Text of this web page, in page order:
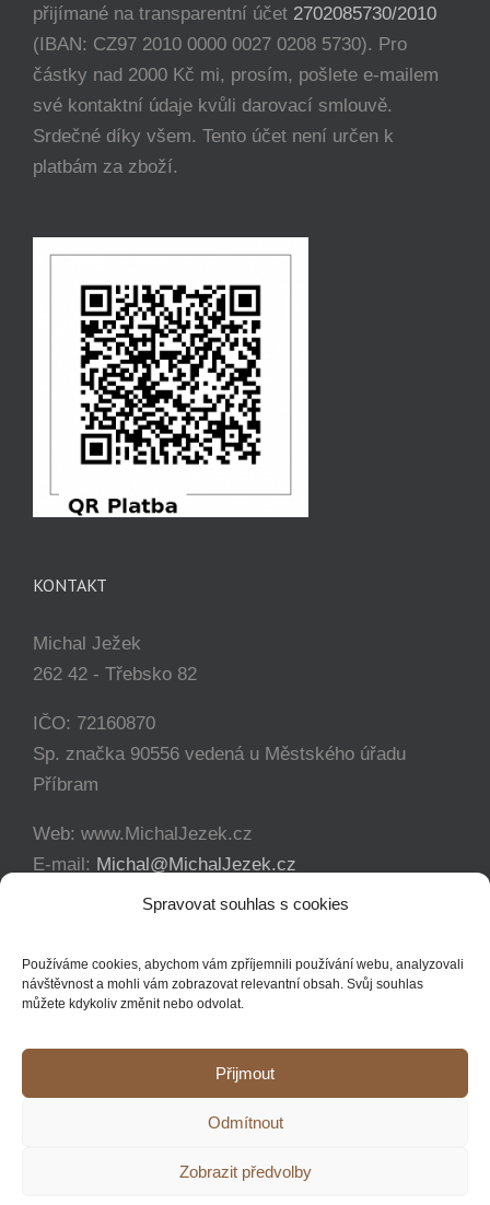
Spravovat souhlas s cookies
Používáme cookies, abychom vám zpříjemnili používání webu, analyzovali
návštěvnost a mohli vám zobrazovat relevantní obsah. Svůj souhlas
můžete kdykoliv změnit nebo odvolat.
Přijmout
Odmítnout
Zobrazit předvolby
přijímané na transparentní účet 2702085730/2010
(IBAN: CZ97 2010 0000 0027 0208 5730). Pro
částky nad 2000 Kč mi, prosím, pošlete e-mailem
své kontaktní údaje kvůli darovací smlouvě.
Srdečné díky všem. Tento účet není určen k
platbám za zboží.
KONTAKT
Michal Ježek
262 42 - Třebsko 82
IČO: 72160870
Sp. značka 90556 vedená u Městského úřadu
Příbram
Web: www.MichalJezek.cz
E-mail: Michal@MichalJezek.cz
+420 777 346 649
Copyright 2012 - 2021 Michal Ježek | Veškerá práva vyhrazena
YouTubeFacebookInstagram